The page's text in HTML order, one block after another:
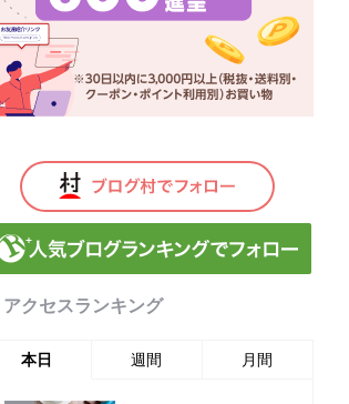
アクセスランキング
本日 週間 月間